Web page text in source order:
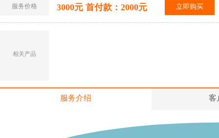
服务价格 3000元 首付款：2000元 立即购买
相关产品
服务介绍 客